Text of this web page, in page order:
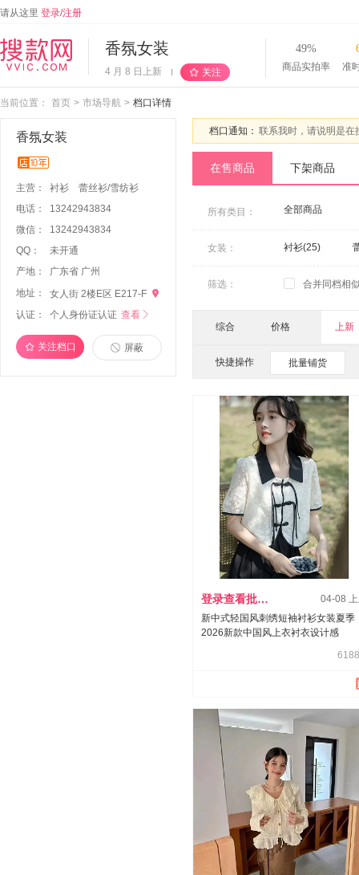
请从这里 登录/注册
香氛女装
4 月 8 日上新 关注
49%
商品实拍率 准
当前位置： 首页 > 市场导航 > 档口详情
香氛女装
主营： 衬衫
蕾丝衫/雪纺衫
电话：
13242943834
微信：
1 3242943834
QQ：
未开通
产地：
广东省 广州
地址：
女人街 2楼E区 E217-F 
认证： 个人身份证认证 查看
关注档口 屏蔽
档口通知： 联系我时，请说明是在
在售商品 下架商品
所有类目： 全部商品
女装： 衬衫(25)
筛选： 合并同档相
综合 价格 上新
快捷操作 批量铺货
登录查看批发价
04-08
新中式轻国风刺绣短袖衬衫女装夏季
2026新款中国风上衣衬衣设计感